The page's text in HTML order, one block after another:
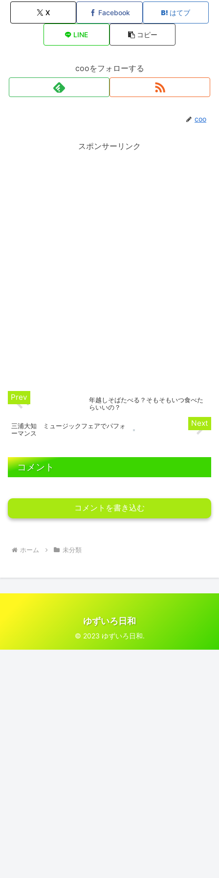
X Facebook はてブ
LINE コピー
cooをフォローする
coo
スポンサーリンク
年越しそばたべる？そもそもいつ食べた
らいいの？
三浦大知 ミュージックフェアでパフォ
ーマンス
コメント
コメントを書き込む
ホーム 未分類
ゆずいろ日和
© 2023 ゆずいろ日和.